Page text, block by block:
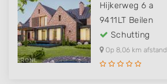
Hijkerweg 6 a
9411LT Beilen
Schutting
Op 8,06 km afstand